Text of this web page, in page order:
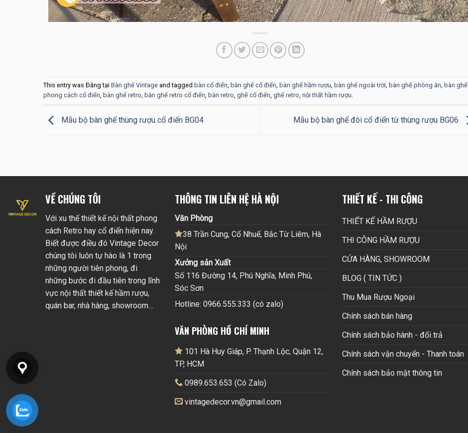
This entry was Đăng tại Bàn ghế Vintage and tagged bàn cổ điển, bàn ghế cổ điển, bàn ghế hầm rượu, bàn ghế ngoài trời, bàn ghế phòng ăn, bàn ghế
phong cách cổ điển, bàn ghế retro, bàn ghế retro cổ điển, bàn retro, ghế cổ điển, ghế retro, nội thất hầm rượu.
Mẫu bộ bàn ghế thùng rượu cổ điển BG04 Mẫu bộ bàn ghế đôi cổ điển từ thùng rượu BG06
VỀ CHÚNG TÔI
Với xu thế thiết kế nội thất phong
cách Retro hay cổ điển hiện nay.
Biết được điều đó Vintage Decor
chúng tôi luôn tự hào là 1 trong
những người tiên phong, đi
những bước đi đầu tiên trong lĩnh
vực nội thất thiết kế hầm rượu,
quán bar, nhà hàng, showroom…
THÔNG TIN LIÊN HỆ HÀ NỘI
Văn Phòng
38 Trần Cung, Cổ Nhuế, Bắc Từ Liêm, Hà
Nội
Xưởng sản Xuất
Số 116 Đường 14, Phú Nghĩa, Minh Phú,
Sóc Sơn
Hotline: 0966.555.333 (có zalo)
VĂN PHÒNG HỒ CHÍ MINH
101 Hà Huy Giáp, P. Thạnh Lộc, Quận 12,
TP, HCM
0989.653.653 (Có Zalo)
vintagedecor.vn@gmail.com
THIẾT KẾ - THI CÔNG
THIẾT KẾ HẦM RƯỢU
THI CÔNG HẦM RƯỢU
CỬA HÀNG, SHOWROOM
BLOG ( TIN TỨC )
Thu Mua Rượu Ngoại
Chính sách bán hàng
Chính sách bảo hành - đổi trả
Chính sách vận chuyển - Thanh toán
Chính sách bảo mật thông tin